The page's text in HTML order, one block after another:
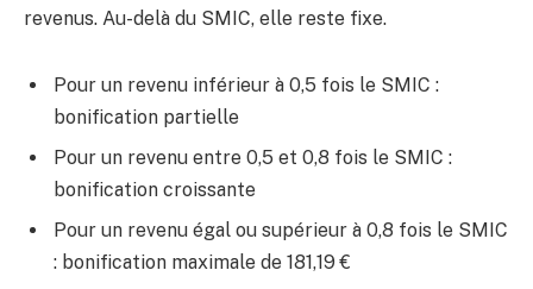
revenus. Au-delà du SMIC, elle reste fixe.
Pour un revenu inférieur à 0,5 fois le SMIC :
bonification partielle
Pour un revenu entre 0,5 et 0,8 fois le SMIC :
bonification croissante
Pour un revenu égal ou supérieur à 0,8 fois le SMIC
: bonification maximale de 181,19 €